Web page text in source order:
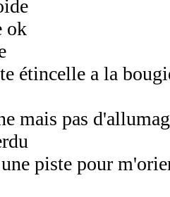
ok
étincelle a la
mais pas
piste pour